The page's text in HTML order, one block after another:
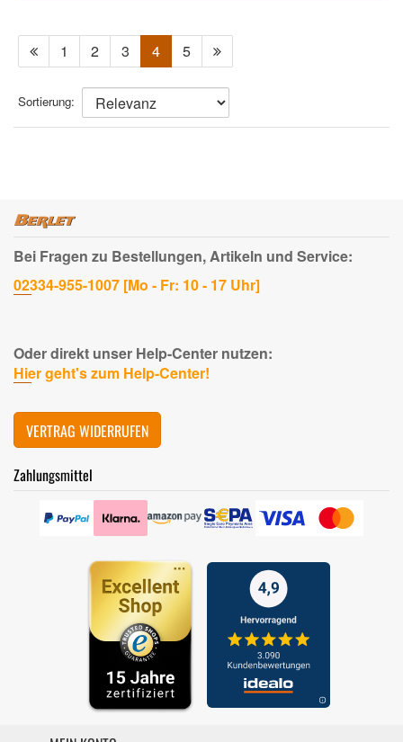
1 2 3 4 5
Sortierung:
Bei Fragen zu Bestellungen, Artikeln und Service:
02334-955-1007 [Mo - Fr: 10 - 17 Uhr]
Oder direkt unser Help-Center nutzen:
Hier geht's zum Help-Center!
VERTRAG WIDERRUFEN
Zahlungsmittel